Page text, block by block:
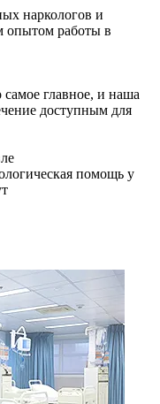
наркологов и
опытом работы в
главное, и наша
доступным для
помощь у